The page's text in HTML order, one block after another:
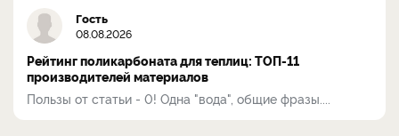
Гость
08.08.2026
Рейтинг поликарбоната для теплиц: ТОП-11
производителей материалов
Пользы от статьи - 0! Одна "вода", общие фразы....